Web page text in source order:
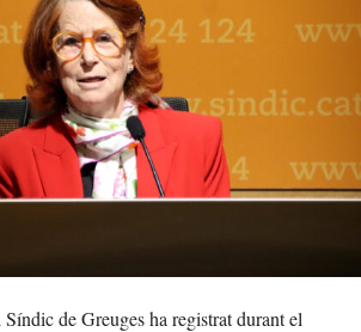
de Greuges ha registrat durant el